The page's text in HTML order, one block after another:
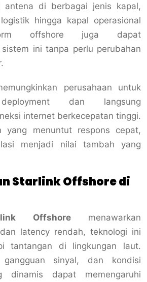
antena di berbagai jenis kapal,
hingga kapal operasional
offshore juga dapat
sistem ini tanpa perlu perubahan
perusahaan untuk
dan langsung
internet berkecepatan tinggi.
yang menuntut respons cepat,
menjadi nilai tambah yang
Starlink Offshore di
Offshoremenawarkan
latency rendah, teknologi ini
tantangan di lingkungan laut.
gangguan sinyal, dan kondisi
dinamis dapat memengaruhi